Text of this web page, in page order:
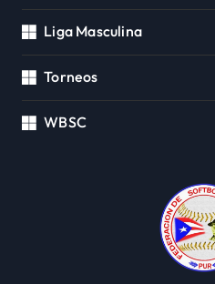
Liga Masculina
Torneos
WBSC